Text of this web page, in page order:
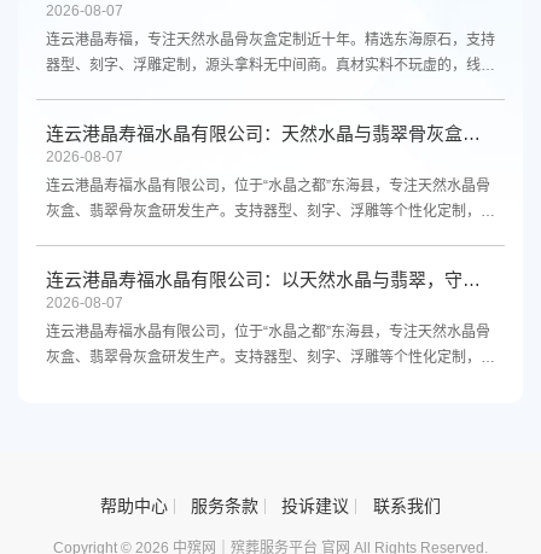
2026-08-07
连云港晶寿福，专注天然水晶骨灰盒定制近十年。精选东海原石，支持
器型、刻字、浮雕定制，源头拿料无中间商。真材实料不玩虚的，线上
连云港晶寿福水晶有限公司：天然水晶与翡翠骨灰盒，源头厂家支持定制
2026-08-07
连云港晶寿福水晶有限公司，位于“水晶之都”东海县，专注天然水晶骨
灰盒、翡翠骨灰盒研发生产。支持器型、刻字、浮雕等个性化定制，源
连云港晶寿福水晶有限公司：以天然水晶与翡翠，守护生命最后的尊严
2026-08-07
连云港晶寿福水晶有限公司，位于“水晶之都”东海县，专注天然水晶骨
灰盒、翡翠骨灰盒研发生产。支持器型、刻字、浮雕等个性化定制，源
帮助中心 服务条款 投诉建议 联系我们
Copyright © 2026 中殡网｜殡葬服务平台 官网 All Rights Reserved.